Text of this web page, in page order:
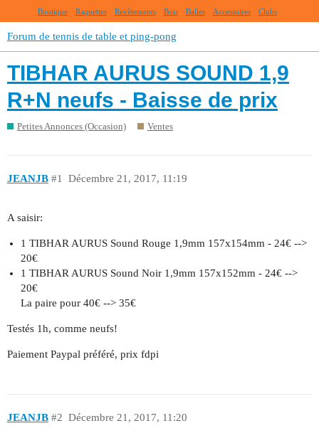
Boutique Raquettes Revêtements Bois Balles Accessoires Clubs
Forum de tennis de table et ping-pong
TIBHAR AURUS SOUND 1,9
R+N neufs - Baisse de prix
Petites Annonces (Occasion) Ventes
JEANJB Décembre 21, 2017, 11:19
#1
A saisir:
1 TIBHAR AURUS Sound Rouge 1,9mm 157x154mm - 24€ -->
20€
1 TIBHAR AURUS Sound Noir 1,9mm 157x152mm - 24€ -->
20€
La paire pour 40€ --> 35€
Testés 1h, comme neufs!
Paiement Paypal préféré, prix fdpi
JEANJB Décembre 21, 2017, 11:20
#2